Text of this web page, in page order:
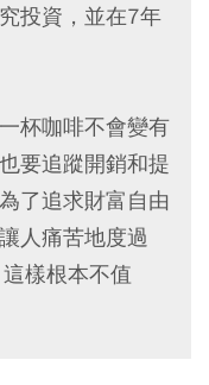
投資，並在7年
杯咖啡不會變有
要追蹤開銷和提
了追求財富自由
人痛苦地度過
樣根本不值